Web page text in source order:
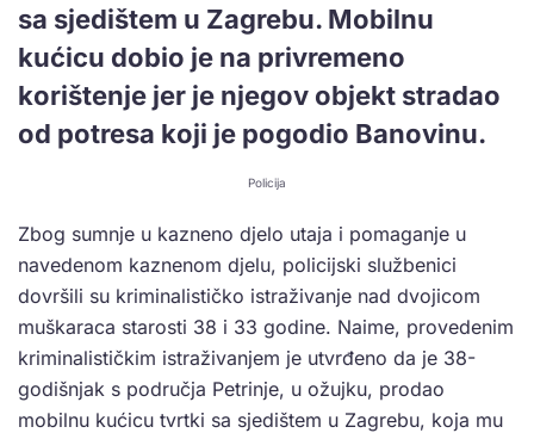
sa sjedištem u Zagrebu. Mobilnu
kućicu dobio je na privremeno
korištenje jer je njegov objekt stradao
od potresa koji je pogodio Banovinu.
Policija
Zbog sumnje u kazneno djelo utaja i pomaganje u
navedenom kaznenom djelu, policijski službenici
dovršili su kriminalističko istraživanje nad dvojicom
muškaraca starosti 38 i 33 godine. Naime, provedenim
kriminalističkim istraživanjem je utvrđeno da je 38-
godišnjak s područja Petrinje, u ožujku, prodao
mobilnu kućicu tvrtki sa sjedištem u Zagrebu, koja mu